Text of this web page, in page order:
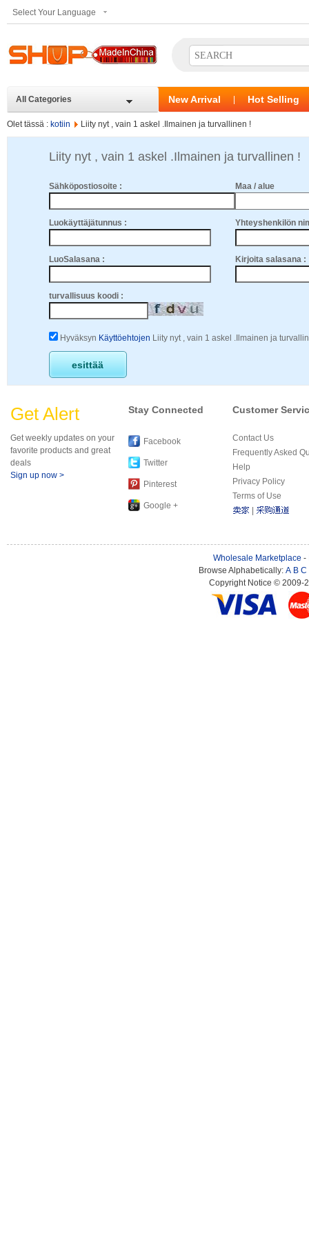
Select Your Language
All Categories New Arrival Hot Selling
Olet tässä : kotiin Liity nyt , vain 1 askel .Ilmainen ja turvallinen !
Liity nyt , vain 1 askel .Ilmainen ja turvallinen !
Sähköpostiosoite : Maa / alue
Luokäyttäjätunnus : Yhteyshenkilön
LuoSalasana : Kirjoita salasana :
turvallisuus koodi :
Hyväksyn Käyttöehtojen Liity nyt , vain 1 askel .Ilmainen ja
Get Alert
Get weekly updates on your
favorite products and great
deals
Sign up now >
Stay Connected
Facebook
Twitter
Pinterest
Google +
Customer
Contact Us
Frequently Asked
Help
Privacy Policy
Terms of Use
Wholesale Marketplace -
Browse Alphabetically:A B C
Copyright Notice © 2009-